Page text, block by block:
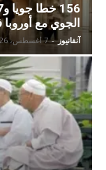
الجوي مع أوروبا
آنفانيوز - 7 أغسطس، 2026